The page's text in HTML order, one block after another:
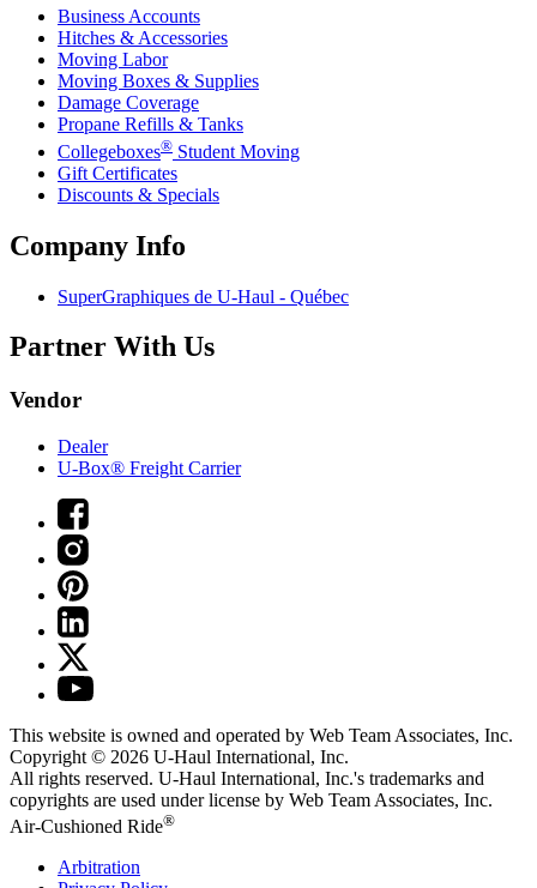
Business Accounts
Hitches & Accessories
Moving Labor
Moving Boxes & Supplies
Damage Coverage
Propane Refills & Tanks
Collegeboxes® Student Moving
Gift Certificates
Discounts & Specials
Company Info
SuperGraphiques de U-Haul - Québec
Partner With Us
Vendor
Dealer
U-Box® Freight Carrier
This website is owned and operated by Web Team Associates, Inc.
Copyright © 2026 U-Haul International, Inc.
All rights reserved. U-Haul International, Inc.'s trademarks and
copyrights are used under license by Web Team Associates, Inc.
Air-Cushioned Ride®
Arbitration